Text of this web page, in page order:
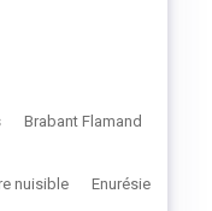
Brabant Flamand
nuisible
Enurésie